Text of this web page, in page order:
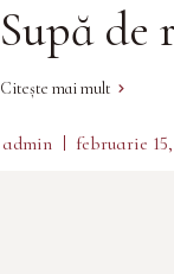
Supă de
Citește mai mult
admin februarie